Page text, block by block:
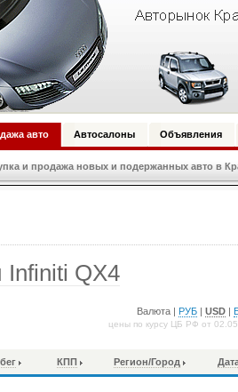
авто Автосалоны Объявления
и продажа новых и подержанных авто в
Infiniti QX4
Валюта | РУБ |USD
цены по курсу ЦБ РФ от
КПП Регион/Город